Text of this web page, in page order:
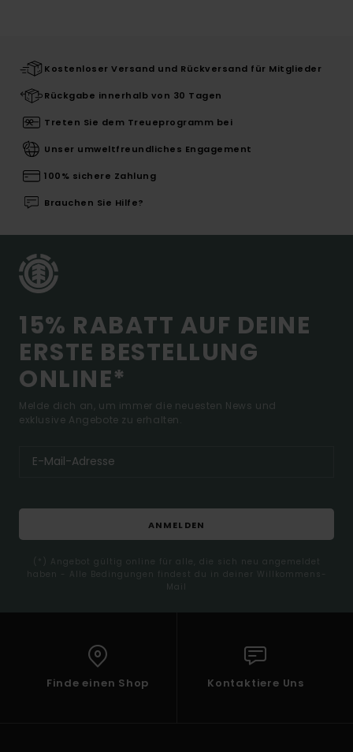
Kostenloser Versand und Rückversand für Mitglieder
Rückgabe innerhalb von 30 Tagen
Treten Sie dem Treueprogramm bei
Unser umweltfreundliches Engagement
100% sichere Zahlung
Brauchen Sie Hilfe?
15% RABATT AUF DEINE
ERSTE BESTELLUNG
ONLINE*
Melde dich an, um immer die neuesten News und
exklusive Angebote zu erhalten.
ANMELDEN
(*) Angebot gültig online für alle, die sich neu angemeldet
haben - Alle Bedingungen findest du in deiner Willkommens-
Mail
Finde einen Shop Kontaktiere Uns